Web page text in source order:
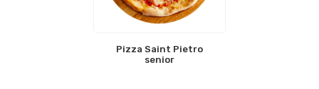
Pizza Saint Pietro
senior